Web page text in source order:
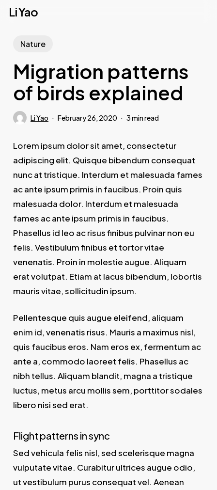
Skip
content
Li Yao
Nature
Migration patterns
of birds explained
Li Yao February 26, 2020 3 min read
Lorem ipsum dolor sit amet, consectetur
adipiscing elit. Quisque bibendum consequat
nunc at tristique. Interdum et malesuada fames
ac ante ipsum primis in faucibus. Proin quis
malesuada dolor. Interdum et malesuada
fames ac ante ipsum primis in faucibus.
Phasellus id leo ac risus finibus pulvinar non eu
felis. Vestibulum finibus et tortor vitae
venenatis. Proin in molestie augue. Aliquam
erat volutpat. Etiam at lacus bibendum, lobortis
mauris vitae, sollicitudin ipsum.
Pellentesque quis augue eleifend, aliquam
enim id, venenatis risus. Mauris a maximus nisl,
quis faucibus eros. Nam eros ex, fermentum ac
ante a, commodo laoreet felis. Phasellus ac
nibh tellus. Aliquam blandit, magna a tristique
luctus, metus arcu mollis sem, porttitor sodales
libero nisi sed erat.
Flight patterns in sync
Sed vehicula felis nisl, sed scelerisque magna
vulputate vitae. Curabitur ultrices augue odio,
ut vestibulum purus consequat vel. Aenean